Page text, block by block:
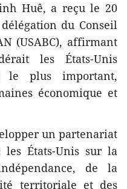
Huê, a reçu le 20
du Conseil
(USABC), affirmant
les États-Unis
le plus important,
économique et
un partenariat
les États-Unis sur la
de la
territoriale et des